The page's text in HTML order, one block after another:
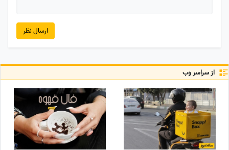
ارسال نظر
از سراسر وب